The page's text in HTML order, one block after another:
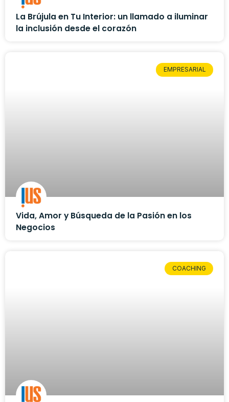
La Brújula en Tu Interior: un llamado a iluminar
la inclusión desde el corazón
EMPRESARIAL
Vida, Amor y Búsqueda de la Pasión en los
Negocios
COACHING